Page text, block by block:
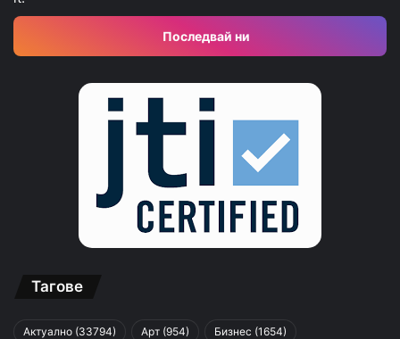
Последвай ни
Тагове
Актуално (33794) Арт (954) Бизнес (1654)